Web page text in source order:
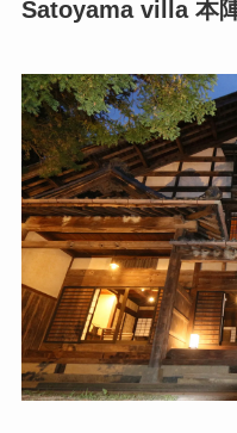
Satoyama villa 本